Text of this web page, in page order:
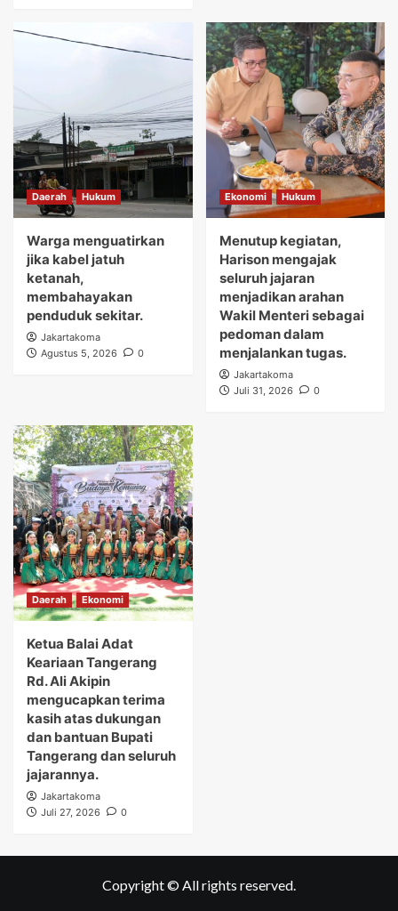
Daerah Hukum
Warga menguatirkan
jika kabel jatuh
ketanah,
membahayakan
penduduk sekitar.
Jakartakoma
Agustus 5, 2026
0
Ekonomi Hukum
Menutup kegiatan,
Harison mengajak
seluruh jajaran
menjadikan arahan
Wakil Menteri sebagai
pedoman dalam
menjalankan tugas.
Jakartakoma
Juli 31, 2026
0
Daerah Ekonomi
Ketua Balai Adat
Keariaan Tangerang
Rd. Ali Akipin
mengucapkan terima
kasih atas dukungan
dan bantuan Bupati
Tangerang dan seluruh
jajarannya.
Jakartakoma
Juli 27, 2026
0
Copyright © All rights reserved.